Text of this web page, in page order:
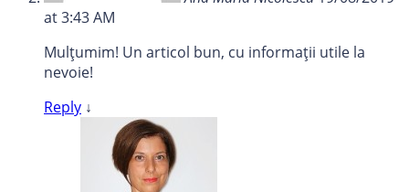
at 3:43 AM
Mulțumim! Un articol bun, cu informații utile la
nevoie!
Reply ↓